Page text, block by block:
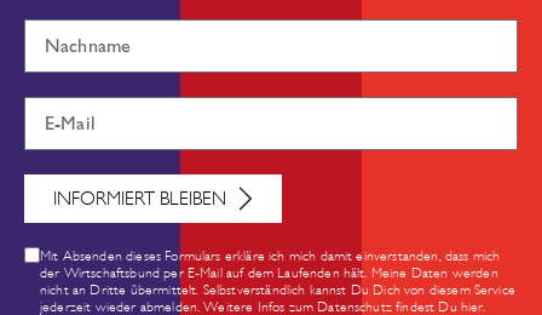
Mit Absenden dieses Formulars erkläre ich mich damit einverstanden, dass mich
der Wirtschaftsbund per E-Mail auf dem Laufenden hält. Meine Daten werden
nicht an Dritte übermittelt. Selbstverständlich kannst Du Dich von diesem Service
jederzeit wieder abmelden. Weitere Infos zum Datenschutz findest Du hier.
INFORMIERT BLEIBEN